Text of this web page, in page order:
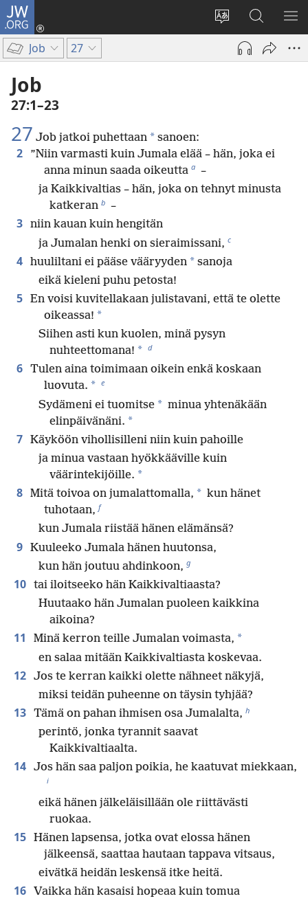
JW.ORG
Vaihda
sivuston
kieli
Kirjaudu
(avaa
ikkunan)
Hae
JW.ORG-
sivustolta
Job 27
Job
27:1–23
27 Job jatkoi puhettaan * sanoen:
2
”Niin varmasti kuin Jumala elää – hän, joka ei
anna minun saada oikeutta a –
ja Kaikkivaltias – hän, joka on tehnyt minusta
katkeran b –
3 niin kauan kuin hengitän
ja Jumalan henki on sieraimissani, c
4 huuliltani ei pääse vääryyden * sanoja
eikä kieleni puhu petosta!
5 En voisi kuvitellakaan julistavani, että te olette
oikeassa! *
Siihen asti kun kuolen, minä pysyn
nuhteettomana! * d
6 Tulen aina toimimaan oikein enkä koskaan
luovuta. * e
Sydämeni ei tuomitse * minua yhtenäkään
elinpäivänäni. *
7 Käyköön vihollisilleni niin kuin pahoille
ja minua vastaan hyökkääville kuin
väärintekijöille. *
8 Mitä toivoa on jumalattomalla, * kun hänet
tuhotaan, f
kun Jumala riistää hänen elämänsä?
9 Kuuleeko Jumala hänen huutonsa,
kun hän joutuu ahdinkoon, g
10 tai iloitseeko hän Kaikkivaltiaasta?
Huutaako hän Jumalan puoleen kaikkina
aikoina?
11 Minä kerron teille Jumalan voimasta, *
en salaa mitään Kaikkivaltiasta koskevaa.
12 Jos te kerran kaikki olette nähneet näkyjä,
miksi teidän puheenne on täysin tyhjää?
13 Tämä on pahan ihmisen osa Jumalalta, h
perintö, jonka tyrannit saavat
Kaikkivaltiaalta.
14 Jos hän saa paljon poikia, he kaatuvat miekkaan,
i
eikä hänen jälkeläisillään ole riittävästi
ruokaa.
15 Hänen lapsensa, jotka ovat elossa hänen
jälkeensä, saattaa hautaan tappava vitsaus,
eivätkä heidän leskensä itke heitä.
16
Vaikka hän kasaisi hopeaa kuin tomua